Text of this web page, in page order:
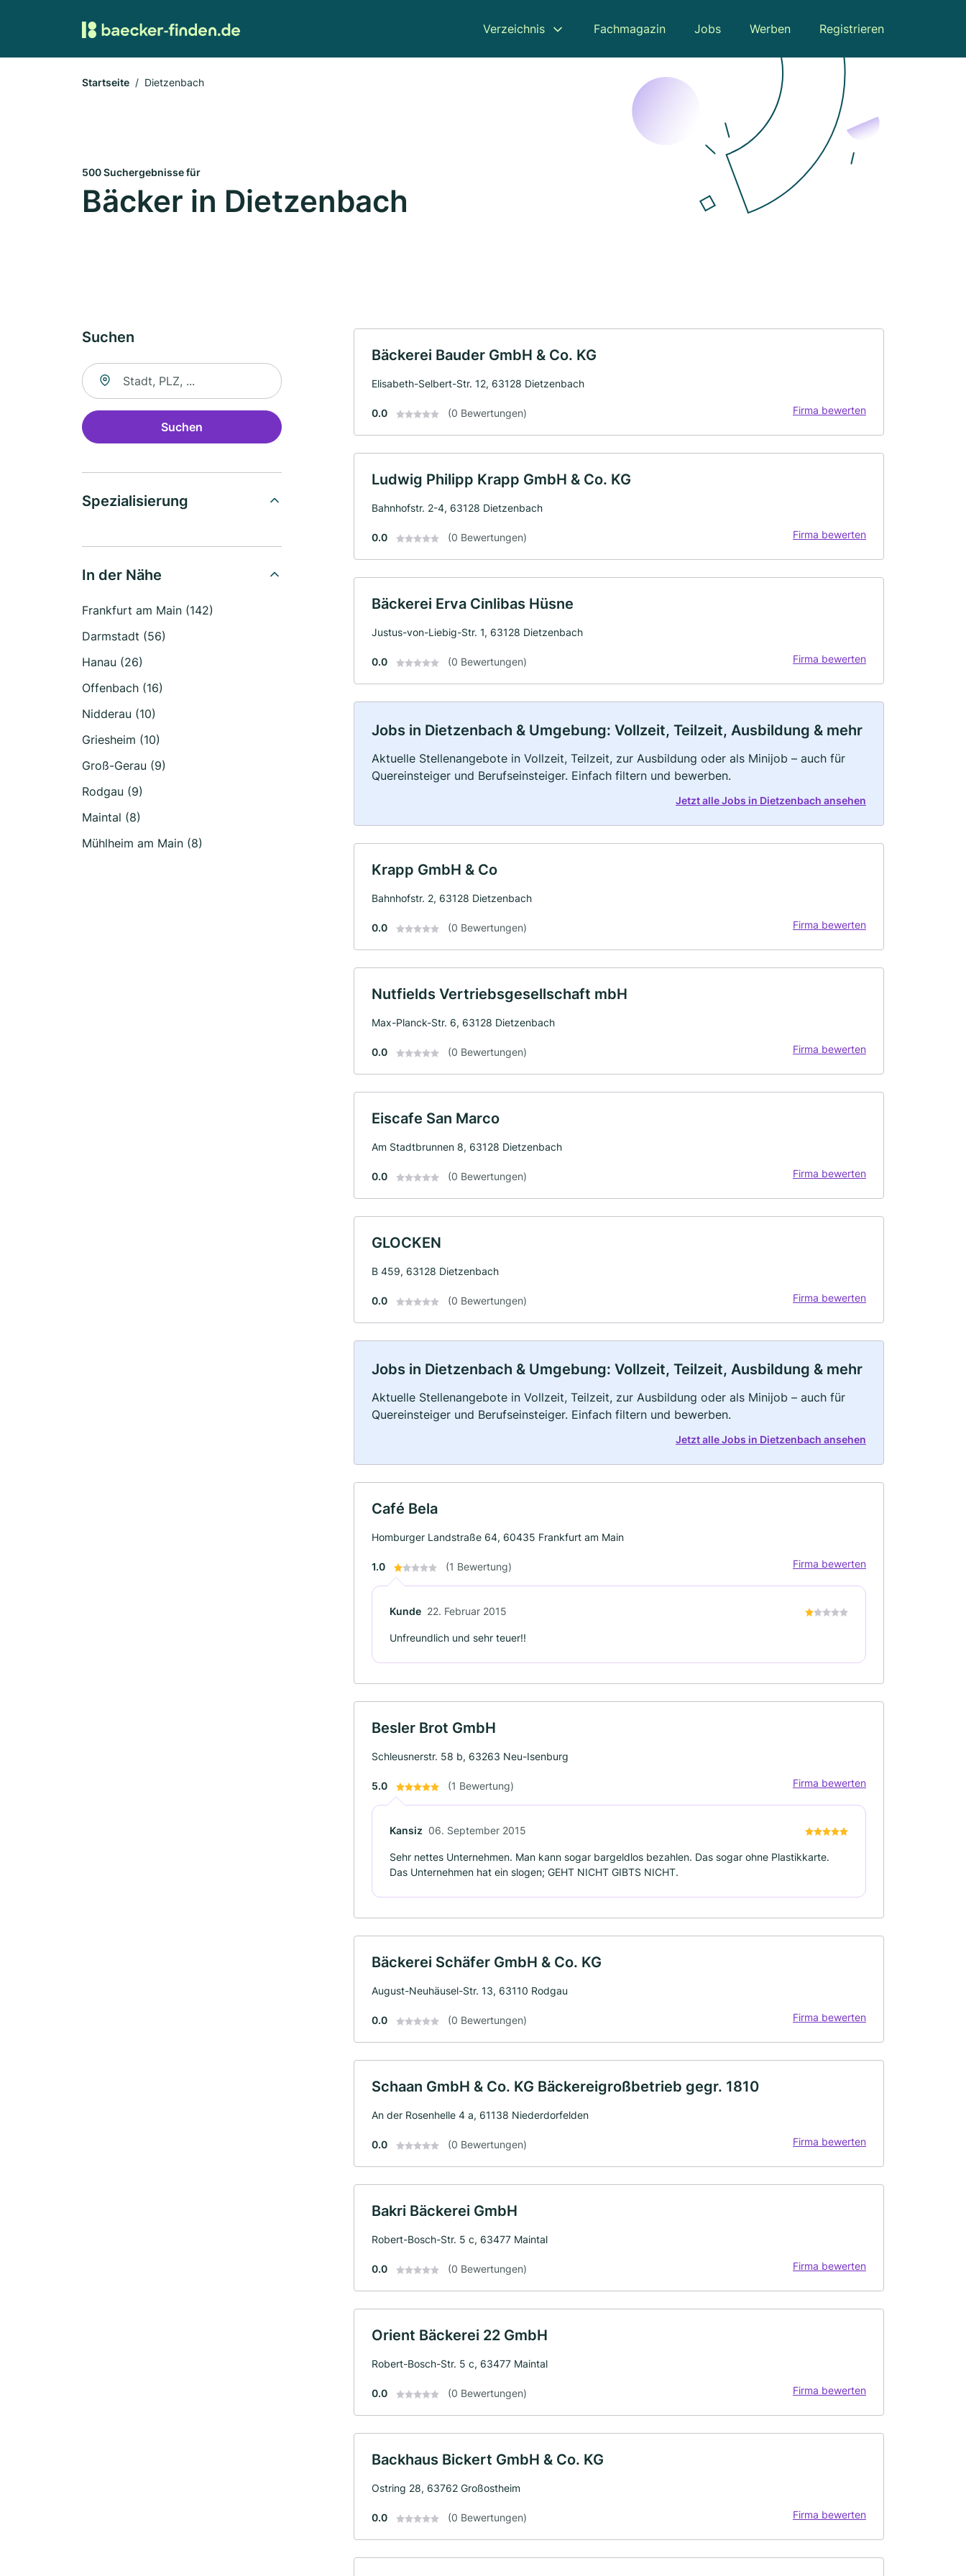
Verzeichnis Fachmagazin Jobs Werben Registrieren
Startseite Dietzenbach
500 Suchergebnisse für
Bäcker in Dietzenbach
Suchen
Suche nach Ort
Suchen
Spezialisierung
In der Nähe
Frankfurt am Main (142)
Darmstadt (56)
Hanau (26)
Offenbach (16)
Nidderau (10)
Griesheim (10)
Groß-Gerau (9)
Rodgau (9)
Maintal (8)
Mühlheim am Main (8)
Bäckerei Bauder GmbH & Co. KG
Elisabeth-Selbert-Str. 12, 63128 Dietzenbach
0.0 (0 Bewertungen) Firma bewerten
Ludwig Philipp Krapp GmbH & Co. KG
Bahnhofstr. 2-4, 63128 Dietzenbach
0.0 (0 Bewertungen) Firma bewerten
Bäckerei Erva Cinlibas Hüsne
Justus-von-Liebig-Str. 1, 63128 Dietzenbach
0.0 (0 Bewertungen) Firma bewerten
Jobs in Dietzenbach & Umgebung: Vollzeit, Teilzeit, Ausbildung & mehr
Aktuelle Stellenangebote in Vollzeit, Teilzeit, zur Ausbildung oder als Minijob – auch für
Quereinsteiger und Berufseinsteiger. Einfach filtern und bewerben.
Jetzt alle Jobs in Dietzenbach ansehen
Krapp GmbH & Co
Bahnhofstr. 2, 63128 Dietzenbach
0.0 (0 Bewertungen) Firma bewerten
Nutfields Vertriebsgesellschaft mbH
Max-Planck-Str. 6, 63128 Dietzenbach
0.0 (0 Bewertungen) Firma bewerten
Eiscafe San Marco
Am Stadtbrunnen 8, 63128 Dietzenbach
0.0 (0 Bewertungen) Firma bewerten
GLOCKEN
B 459, 63128 Dietzenbach
0.0 (0 Bewertungen) Firma bewerten
Jobs in Dietzenbach & Umgebung: Vollzeit, Teilzeit, Ausbildung & mehr
Aktuelle Stellenangebote in Vollzeit, Teilzeit, zur Ausbildung oder als Minijob – auch für
Quereinsteiger und Berufseinsteiger. Einfach filtern und bewerben.
Jetzt alle Jobs in Dietzenbach ansehen
Café Bela
Homburger Landstraße 64, 60435 Frankfurt am Main
1.0 (1 Bewertung) Firma bewerten
Kunde 22. Februar 2015
Unfreundlich und sehr teuer!!
Besler Brot GmbH
Schleusnerstr. 58 b, 63263 Neu-Isenburg
5.0 (1 Bewertung) Firma bewerten
Kansiz 06. September 2015
Sehr nettes Unternehmen. Man kann sogar bargeldlos bezahlen. Das sogar ohne Plastikkarte.
Das Unternehmen hat ein slogen; GEHT NICHT GIBTS NICHT.
Bäckerei Schäfer GmbH & Co. KG
August-Neuhäusel-Str. 13, 63110 Rodgau
0.0 (0 Bewertungen) Firma bewerten
Schaan GmbH & Co. KG Bäckereigroßbetrieb gegr. 1810
An der Rosenhelle 4 a, 61138 Niederdorfelden
0.0 (0 Bewertungen) Firma bewerten
Bakri Bäckerei GmbH
Robert-Bosch-Str. 5 c, 63477 Maintal
0.0 (0 Bewertungen) Firma bewerten
Orient Bäckerei 22 GmbH
Robert-Bosch-Str. 5 c, 63477 Maintal
0.0 (0 Bewertungen) Firma bewerten
Backhaus Bickert GmbH & Co. KG
Ostring 28, 63762 Großostheim
0.0 (0 Bewertungen) Firma bewerten